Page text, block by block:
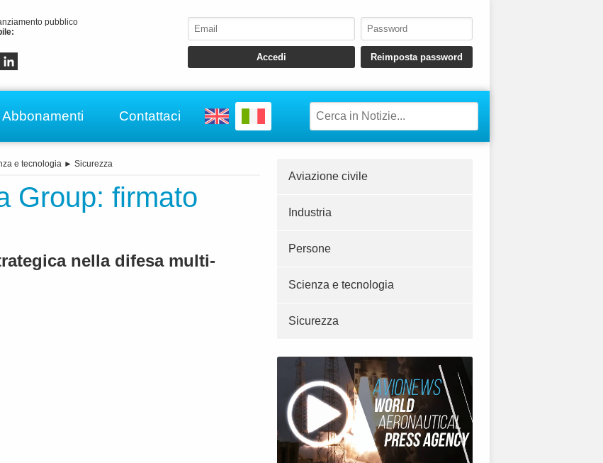
pubblico
Abbonamenti Contattaci
e tecnologia ► Sicurezza
Group: firmato
nella difesa multi-
Aviazione civile
Industria
Persone
Scienza e tecnologia
Sicurezza